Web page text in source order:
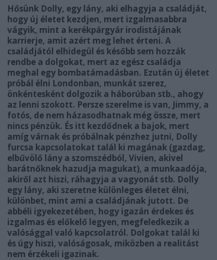
Hősünk Dolly, egy lány, aki elhagyja a családját,
hogy új életet kezdjen, mert izgalmasabbra
vágyik, mint a kerékpárgyár irodistájának
karrierje, amit azért meg lehet érteni. A
családjától elhidegül és később sem hozzák
rendbe a dolgokat, mert az egész családja
meghal egy bombatámadásban. Ezután új életet
próbál élni Londonban, munkát szerez,
önkéntesként dolgozik a háborúban stb., ahogy
az lenni szokott. Persze szerelme is van, Jimmy, a
fotós, de nem házasodhatnak még össze, mert
nincs pénzük. És itt kezdődnek a bajok, mert
amíg várnak és próbálnak pénzhez jutni, Dolly
furcsa kapcsolatokat talál ki magának (gazdag,
elbűvölő lány a szomszédból, Vivien, akivel
barátnőknek hazudja magukat), a munkaadója,
akiről azt hiszi, ráhagyja a vagyonát stb. Dolly
egy lány, aki szeretne különleges életet élni,
különbet, mint ami a családjának jutott. De
abbéli igyekezetében, hogy igazán érdekes és
izgalmas és előkelő legyen, megfeledkezik a
valósággal való kapcsolatról. Dolgokat talál ki
és úgy hiszi, valóságosak, miközben a realitást
nem érzékeli igazinak.